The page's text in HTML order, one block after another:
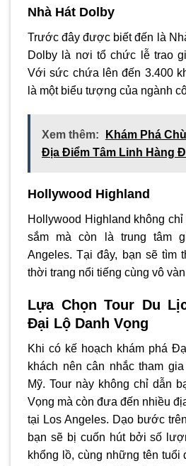
Nhà Hát Dolby
Trước đây được biết đến là
Dolby là nơi tổ chức lễ trao
Với sức chứa lên đến 3.400
là một biểu tượng của ngành
Xem thêm:
Khám Phá
Địa Điểm Tâm Linh Hàng
Hollywood Highland
Hollywood Highland không
sắm mà còn là trung tâm
Angeles. Tại đây, bạn sẽ tìm
thời trang nổi tiếng cùng vô
Lựa Chọn Tour Du
Đại Lộ Danh Vọng
Khi có kế hoạch khám phá
khách nên cân nhắc tham
Mỹ. Tour này không chỉ dẫn
Vọng mà còn đưa đến nhiều
tại Los Angeles. Dạo bước
bạn sẽ bị cuốn hút bởi số
khổng lồ, cùng những tên tuổi